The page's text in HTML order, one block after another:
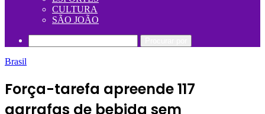
CULTURA
SÃO JOÃO
Brasil
Força-tarefa apreende 117
garrafas de bebida sem